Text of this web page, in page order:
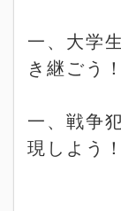
一、大学
き継ごう！
一、戦争
現しよう！